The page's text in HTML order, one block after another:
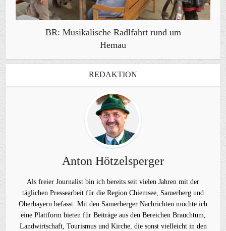
BR: Musikalische Radlfahrt rund um
Hemau
REDAKTION
Anton Hötzelsperger
Als freier Journalist bin ich bereits seit vielen Jahren mit der
täglichen Pressearbeit für die Region Chiemsee, Samerberg und
Oberbayern befasst. Mit den Samerberger Nachrichten möchte ich
eine Plattform bieten für Beiträge aus den Bereichen Brauchtum,
Landwirtschaft, Tourismus und Kirche, die sonst vielleicht in den